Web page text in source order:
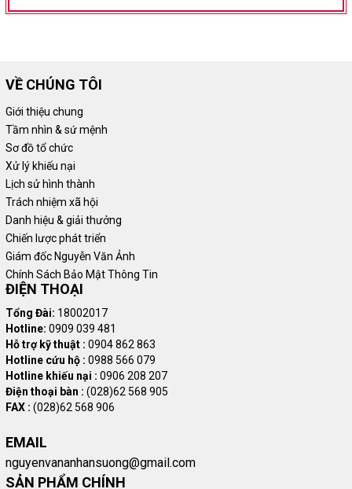
VỀ CHÚNG TÔI
Giới thiệu chung
Tầm nhìn & sứ mệnh
Sơ đồ tổ chức
Xử lý khiếu nại
Lịch sử hình thành
Trách nhiệm xã hội
Danh hiệu & giải thưởng
Chiến lược phát triển
Giám đốc Nguyễn Văn Ảnh
Chính Sách Bảo Mật Thông Tin
ĐIỆN THOẠI
Tổng Đài: 18002017
Hotline: 0909 039 481
Hỗ trợ kỹ thuật : 0904 862 863
Hotline cứu hộ : 0988 566 079
Hotline khiếu nại : 0906 208 207
Điện thoại bàn : (028)62 568 905
FAX : (028)62 568 906
EMAIL
nguyenvananhansuong@gmail.com
SẢN PHẨM CHÍNH